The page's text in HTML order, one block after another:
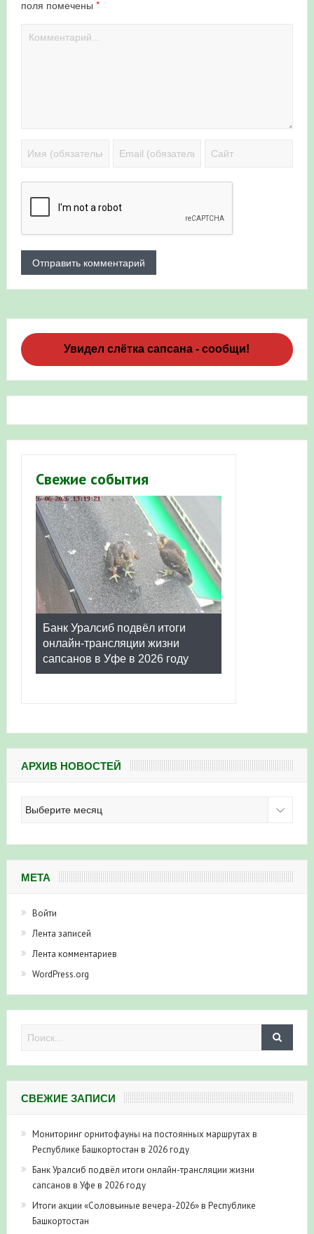
поля помечены *
Увидел слётка сапсана - сообщи!
Свежие события
Банк Уралсиб подвёл итоги
онлайн-трансляции жизни
сапсанов в Уфе в 2026 году
АРХИВ НОВОСТЕЙ
новостей
МЕТА
Войти
Лента записей
Лента комментариев
WordPress.org
СВЕЖИЕ ЗАПИСИ
Мониторинг орнитофауны на постоянных маршрутах в
Республике Башкортостан в 2026 году
Банк Уралсиб подвёл итоги онлайн-трансляции жизни
сапсанов в Уфе в 2026 году
Итоги акции «Соловьиные вечера-2026» в Республике
Башкортостан